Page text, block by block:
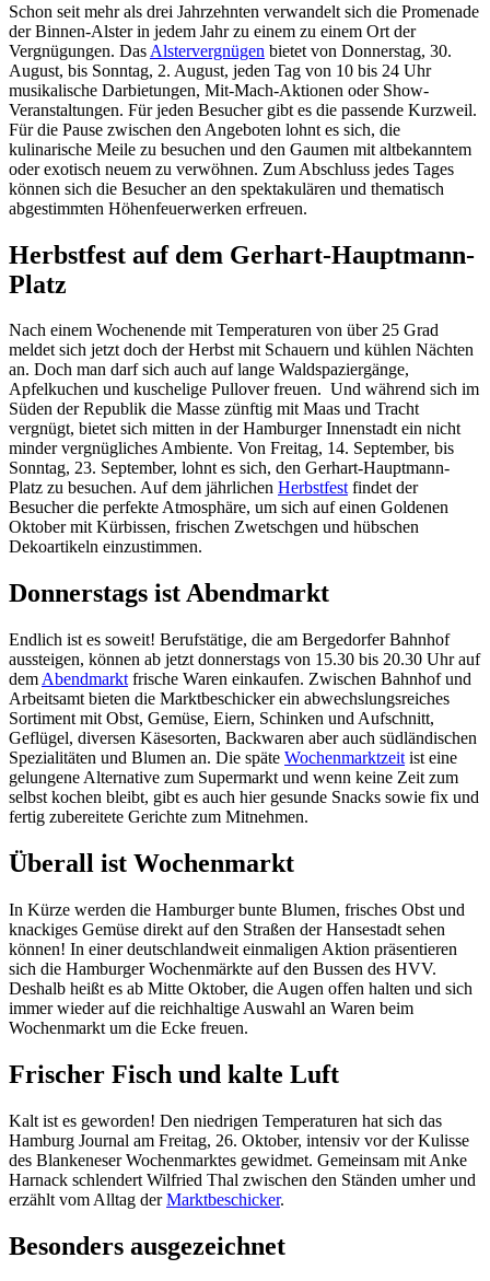
Schon seit mehr als drei Jahrzehnten verwandelt sich die Promenade
der Binnen-Alster in jedem Jahr zu einem zu einem Ort der
Vergnügungen. Das Alstervergnügen bietet von Donnerstag, 30.
August, bis Sonntag, 2. August, jeden Tag von 10 bis 24 Uhr
musikalische Darbietungen, Mit-Mach-Aktionen oder Show-
Veranstaltungen. Für jeden Besucher gibt es die passende Kurzweil.
Für die Pause zwischen den Angeboten lohnt es sich, die
kulinarische Meile zu besuchen und den Gaumen mit altbekanntem
oder exotisch neuem zu verwöhnen. Zum Abschluss jedes Tages
können sich die Besucher an den spektakulären und thematisch
abgestimmten Höhenfeuerwerken erfreuen.
Herbstfest auf dem Gerhart-Hauptmann-
Platz
Nach einem Wochenende mit Temperaturen von über 25 Grad
meldet sich jetzt doch der Herbst mit Schauern und kühlen Nächten
an. Doch man darf sich auch auf lange Waldspaziergänge,
Apfelkuchen und kuschelige Pullover freuen. Und während sich im
Süden der Republik die Masse zünftig mit Maas und Tracht
vergnügt, bietet sich mitten in der Hamburger Innenstadt ein nicht
minder vergnügliches Ambiente. Von Freitag, 14. September, bis
Sonntag, 23. September, lohnt es sich, den Gerhart-Hauptmann-
Platz zu besuchen. Auf dem jährlichen Herbstfestfindet der
Besucher die perfekte Atmosphäre, um sich auf einen Goldenen
Oktober mit Kürbissen, frischen Zwetschgen und hübschen
Dekoartikeln einzustimmen.
Donnerstags ist Abendmarkt
Endlich ist es soweit! Berufstätige, die am Bergedorfer Bahnhof
aussteigen, können ab jetzt donnerstags von 15.30 bis 20.30 Uhr auf
dem Abendmarkt frische Waren einkaufen. Zwischen Bahnhof und
Arbeitsamt bieten die Marktbeschicker ein abwechslungsreiches
Sortiment mit Obst, Gemüse, Eiern, Schinken und Aufschnitt,
Geflügel, diversen Käsesorten, Backwaren aber auch südländischen
Spezialitäten und Blumen an. Die späte Wochenmarktzeit ist eine
gelungene Alternative zum Supermarkt und wenn keine Zeit zum
selbst kochen bleibt, gibt es auch hier gesunde Snacks sowie fix und
fertig zubereitete Gerichte zum Mitnehmen.
Überall ist Wochenmarkt
In Kürze werden die Hamburger bunte Blumen, frisches Obst und
knackiges Gemüse direkt auf den Straßen der Hansestadt sehen
können! In einer deutschlandweit einmaligen Aktion präsentieren
sich die Hamburger Wochenmärkte auf den Bussen des HVV.
Deshalb heißt es ab Mitte Oktober, die Augen offen halten und sich
immer wieder auf die reichhaltige Auswahl an Waren beim
Wochenmarkt um die Ecke freuen.
Frischer Fisch und kalte Luft
Kalt ist es geworden! Den niedrigen Temperaturen hat sich das
Hamburg Journal am Freitag, 26. Oktober, intensiv vor der Kulisse
des Blankeneser Wochenmarktes gewidmet. Gemeinsam mit Anke
Harnack schlendert Wilfried Thal zwischen den Ständen umher und
erzählt vom Alltag derMarktbeschicker.
Besonders ausgezeichnet